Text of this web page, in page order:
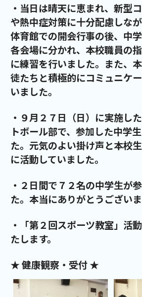
・当日は晴天に恵まれ、新型
や熱中症対策に十分配慮しな
体育館での開会行事の後、中
各会場に分かれ、本校職員の
に練習を行いました。また、
徒たちと積極的にコミュニケ
いました。
・９月２７日（日）に実施し
トボール部で、参加した中学
た。元気のよい掛け声と本校
に活動していました。
・２日間で７２名の中学生が
た。本当にありがとうござい
・「第２回スポーツ教室」活
たします。
★ 健康観察・受付 ★